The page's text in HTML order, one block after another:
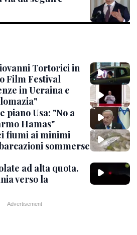
Tortorici in
Film Festival
in Ucraina e
piano Usa: "No a
Hamas"
fiumi ai minimi
sommerse
ad alta quota.
verso la